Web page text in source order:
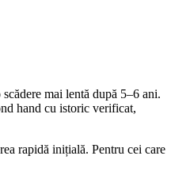
mai lentă după 5–6 ani.
hand cu istoric verificat,
rapidă inițială. Pentru cei care